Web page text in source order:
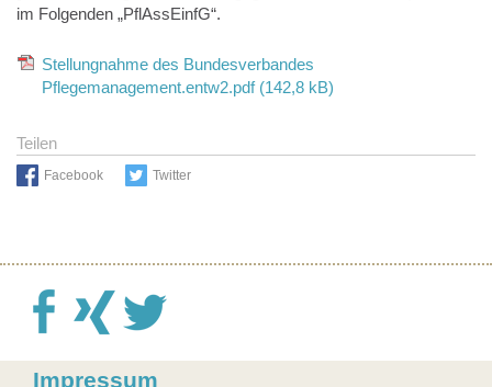
im Folgenden „PflAssEinfG“.
Stellungnahme des Bundesverbandes
Pflegemanagement.entw2.pdf (142,8 kB)
Teilen
Facebook Twitter
Impressum